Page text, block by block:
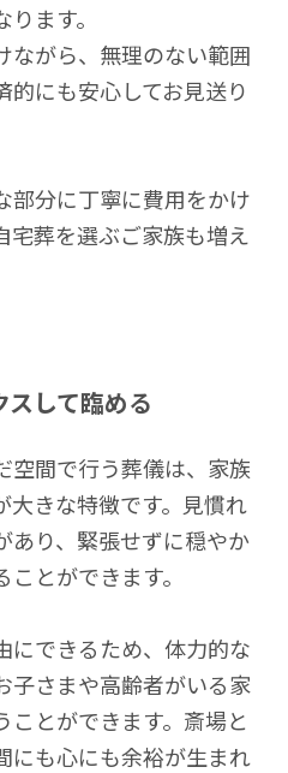
ます。
ながら、無理のない範囲
にも安心してお見送り
部分に丁寧に費用をかけ
宅葬を選ぶご家族も増え
して臨める
空間で行う葬儀は、家族
大きな特徴です。見慣れ
あり、緊張せずに穏やか
とができます。
にできるため、体力的な
子さまや高齢者がいる家
とができます。斎場と
にも心にも余裕が生まれ